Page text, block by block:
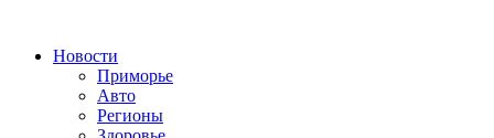
Новости
Приморье
Авто
Регионы